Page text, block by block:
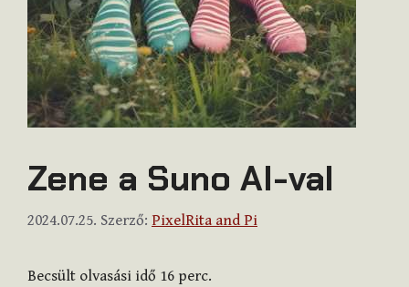
Zene a Suno AI-val
2024.07.25. Szerző: PixelRita and Pi
Becsült olvasási idő 16 perc.